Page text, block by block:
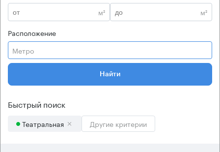
м²
м²
Расположение
Метро
Найти
Быстрый поиск
Театральная Другие критерии